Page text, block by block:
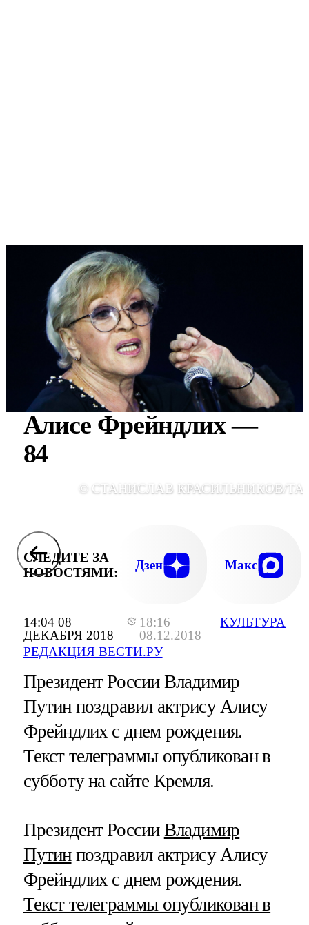
14:04 08
ДЕКАБРЯ 2018
18:16
08.12.2018
РЕДАКЦИЯ ВЕСТИ.РУ
КУЛЬТУРА
Алисе Фрейндлих —
84
© СТАНИСЛАВ КРАСИЛЬНИКОВ/
СЛЕДИТЕ ЗА
НОВОСТЯМИ:
Дзен Макс
Президент России Владимир
Путин поздравил актрису Алису
Фрейндлих с днем рождения.
Текст телеграммы опубликован в
субботу на сайте Кремля.
Президент России Владимир
Путинпоздравил актрису Алису
Фрейндлих с днем рождения.
Текст телеграммы опубликован в